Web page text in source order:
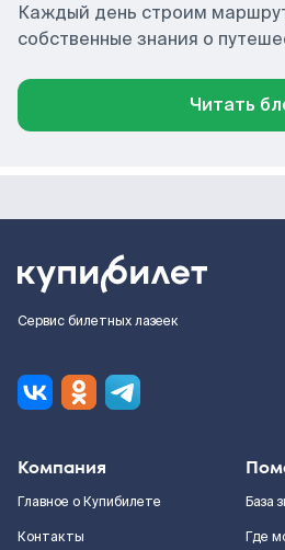
Каждый день строим
собственные знания о
Читать
Сервис билетных лазеек
Компания
Главное о Купибилете
Контакты
База
Где